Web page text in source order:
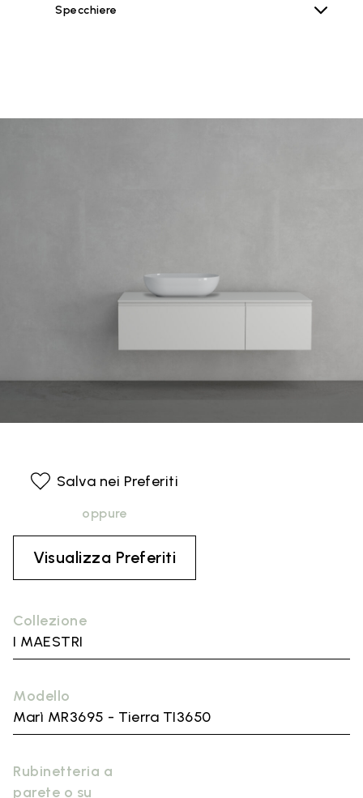
Specchiere
Collezione
I MAESTRI
Modello
Marì MR3695 - Tierra TI3650
Rubinetteria a
parete o su
Salva nei Preferiti
oppure
Visualizza Preferiti